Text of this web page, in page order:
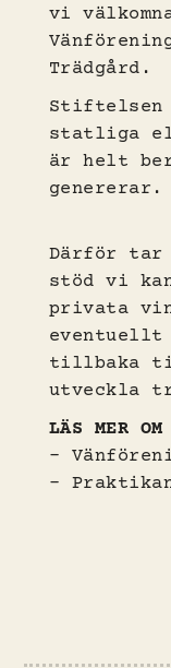
vi
Trädgård.
Stiftelsen
statliga
är helt
genererar.
Därför tar
stöd vi
privata
tillbaka
utveckla
LÄS MER OM
–
–